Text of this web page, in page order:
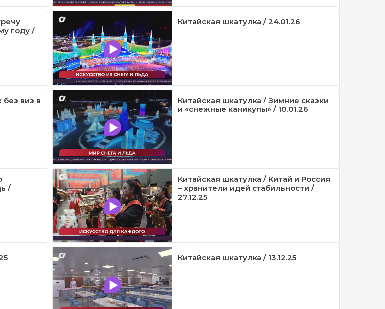
году /
Китайская шкатулка / 24.01.26
без виз в
Китайская шкатулка / Зимние сказки
и «снежные каникулы» / 10.01.26
/
Китайская шкатулка / Китай и Россия
– хранители идей стабильности /
27.12.25
Китайская шкатулка / 13.12.25